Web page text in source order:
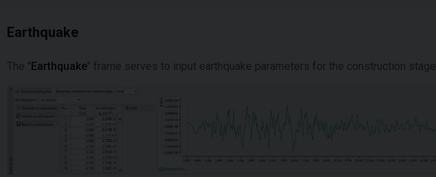
Earthquake
The "Earthquake" frame serves to input earthquake parameters for the construction stage.